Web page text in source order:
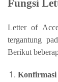
Fungsi
Letter of
tergantung
Berikut